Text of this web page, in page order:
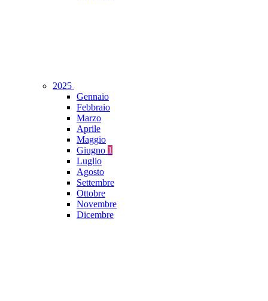
2025
Gennaio
Febbraio
Marzo
Aprile
Maggio
Giugno 1
Luglio
Agosto
Settembre
Ottobre
Novembre
Dicembre